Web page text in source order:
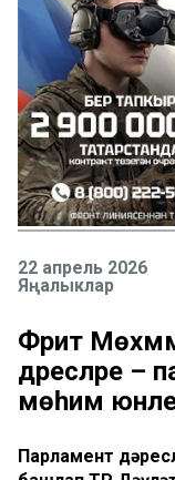
22 апрель 2026
Яңалыклар
Фәрит
дәресләре –
мөһим
Парламент